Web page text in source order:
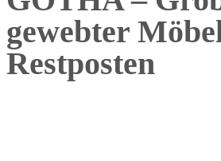
gewebter
Restposten